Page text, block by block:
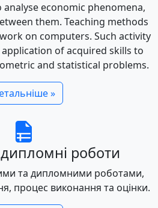
economic phenomena,
them. Teaching methods
on computers. Such activity
of acquired skills to
and statistical problems.
»
дипломні роботи
та дипломними роботами,
процес виконання та оцінки.